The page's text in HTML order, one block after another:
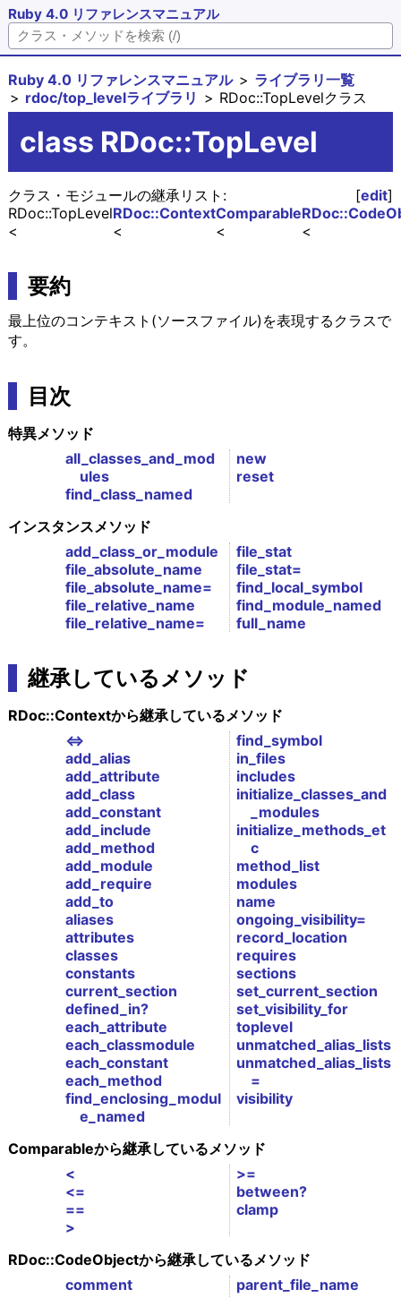
Ruby 4.0 リファレンスマニュアル
Ruby 4.0 リファレンスマニュアル
ライブラリ一覧
rdoc/top_levelライブラリ
RDoc::TopLevelクラス
class RDoc::TopLevel
[edit]
クラス・モジュールの継承リスト:
Comparable
RDoc::Context
RDoc::TopLevel
要約
最上位のコンテキスト(ソースファイル)を表現するクラスで
す。
目次
特異メソッド
all_classes_and_mod
ules
find_class_named
new
reset
インスタンスメソッド
add_class_or_module
file_absolute_name
file_absolute_name=
file_relative_name
file_relative_name=
file_stat
file_stat=
find_local_symbol
find_module_named
full_name
継承しているメソッド
RDoc::Contextから継承しているメソッド
<=>
add_alias
add_attribute
add_class
add_constant
add_include
add_method
add_module
add_require
add_to
aliases
attributes
classes
constants
current_section
defined_in?
each_attribute
each_classmodule
each_constant
each_method
find_enclosing_modul
e_named
find_symbol
in_files
includes
initialize_classes_and
_modules
initialize_methods_et
c
method_list
modules
name
ongoing_visibility=
record_location
requires
sections
set_current_section
set_visibility_for
toplevel
unmatched_alias_lists
unmatched_alias_lists
=
visibility
Comparableから継承しているメソッド
<
<=
==
>
>=
between?
clamp
RDoc::CodeObjectから継承しているメソッド
comment
parent_file_name